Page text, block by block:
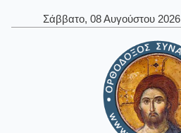
Σάββατο, 08 Αυγούστου 2026